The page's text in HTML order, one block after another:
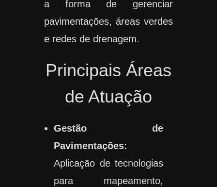
a forma de gerenciar
pavimentações, áreas verdes
e redes de drenagem.
Principais Áreas
de Atuação
Gestão de
Pavimentações:
Aplicação de tecnologias
para mapeamento,